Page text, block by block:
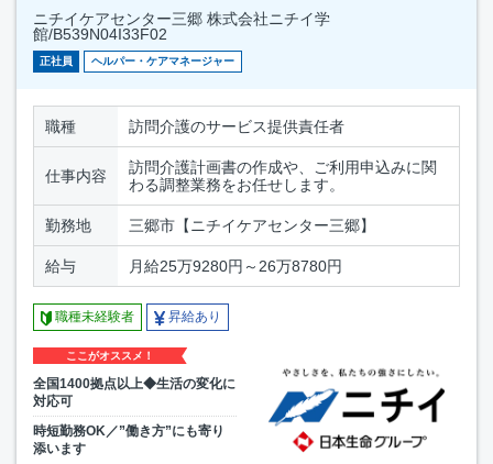
ニチイケアセンター三郷 株式会社ニチイ学
館/B539N04I33F02
正社員 ヘルパー・ケアマネージャー
職種 訪問介護のサービス提供責任者
仕事内容
訪問介護計画書の作成や、ご利用申込みに関
わる調整業務をお任せします。
勤務地 三郷市【ニチイケアセンター三郷】
給与 月給25万9280円～26万8780円
職種未経験者 昇給あり
ここがオススメ！
全国1400拠点以上◆生活の変化に
対応可
時短勤務OK／”働き方”にも寄り
添います